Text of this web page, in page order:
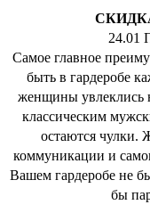
Самое главное
быть в гардеробе
женщины увлеклись
классическим
остаются чулки.
коммуникации и
Вашем гардеробе не
бы